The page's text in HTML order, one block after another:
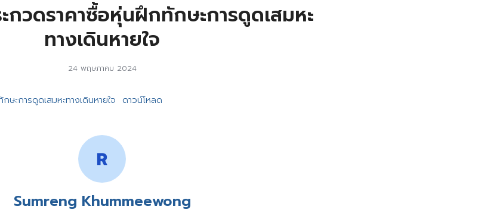
กวดราคาซื้อหุ่นฝึกทักษะการดูดเสมหะ
ทางเดินหายใจ
24 พฤษภาคม 2024
ะการดูดเสมหะทางเดินหายใจ ดาวน์โหลด
Sumreng Khummeewong